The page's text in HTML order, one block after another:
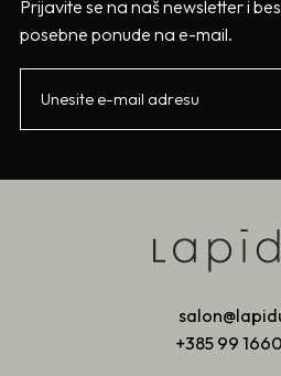
Prijavite se na naš newsletter i
posebne ponude na e-mail.
+385 99